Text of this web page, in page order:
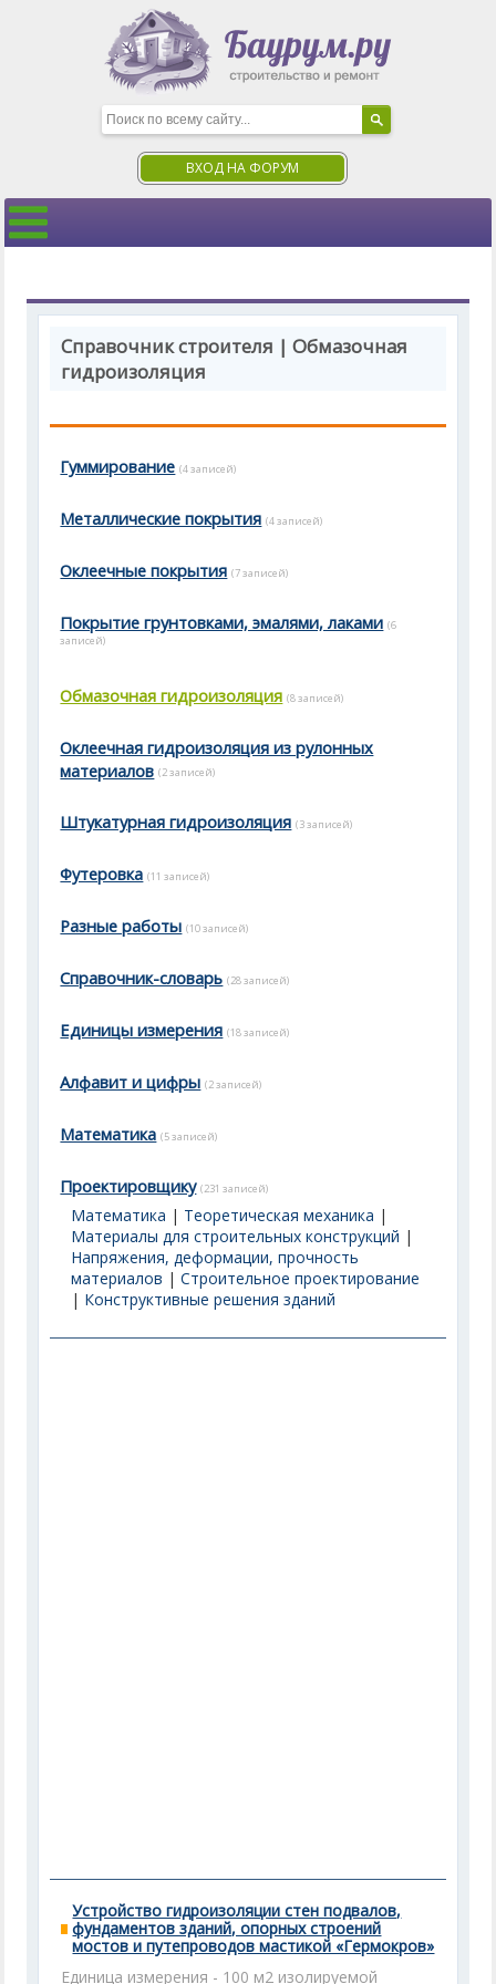
ВХОД НА ФОРУМ
Справочник строителя | Обмазочная
гидроизоляция
Гуммирование (4 записей)
Металлические покрытия (4 записей)
Оклеечные покрытия (7 записей)
Покрытие грунтовками, эмалями, лаками (6
записей)
Обмазочная гидроизоляция (8 записей)
Оклеечная гидроизоляция из рулонных
материалов (2 записей)
Штукатурная гидроизоляция (3 записей)
Футеровка (11 записей)
Разные работы (10 записей)
Справочник-словарь (28 записей)
Единицы измерения (18 записей)
Алфавит и цифры (2 записей)
Математика (5 записей)
Проектировщику (231 записей)
Математика | Теоретическая механика |
Материалы для строительных конструкций |
Напряжения, деформации, прочность
материалов |Строительное проектирование
| Конструктивные решения зданий
Устройство гидроизоляции стен подвалов,
фундаментов зданий, опорных строений
мостов и путепроводов мастикой «Гермокров»
Единица измерения - 100 м2 изолируемой